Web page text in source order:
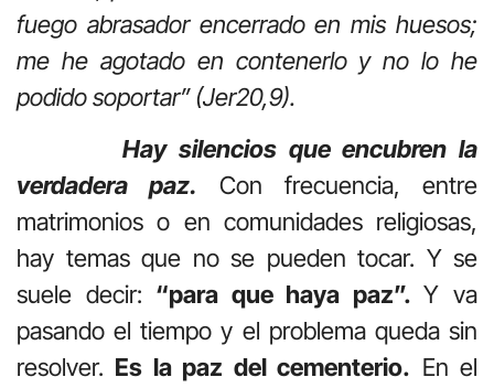
fuego abrasador encerrado en mis huesos;
me he agotado en contenerlo y no lo he
podido soportar” (Jer20,9).
Hay silencios que encubren la
verdadera paz. Con frecuencia, entre
matrimonios o en comunidades religiosas,
hay temas que no se pueden tocar. Y se
suele decir: “para que haya paz”.Y va
pasando el tiempo y el problema queda sin
resolver. Es la paz del cementerio. En el